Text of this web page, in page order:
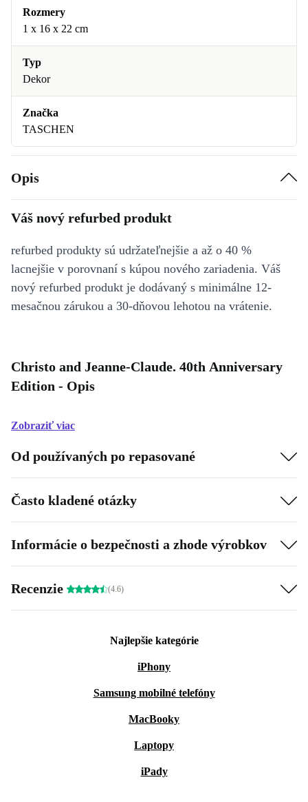
Rozmery
1 x 16 x 22 cm
Typ
Dekor
Značka
TASCHEN
Opis
Váš nový refurbed produkt
refurbed produkty sú udržateľnejšie a až o 40 %
lacnejšie v porovnaní s kúpou nového zariadenia. Váš
nový refurbed produkt je dodávaný s minimálne 12-
mesačnou zárukou a 30-dňovou lehotou na vrátenie.
Christo and Jeanne-Claude. 40th Anniversary
Edition - Opis
Zobraziť viac
Od používaných po repasované
Často kladené otázky
Informácie o bezpečnosti a zhode výrobkov
Recenzie (4.6)
Najlepšie kategórie
iPhony
Samsung mobilné telefóny
MacBooky
Laptopy
iPady